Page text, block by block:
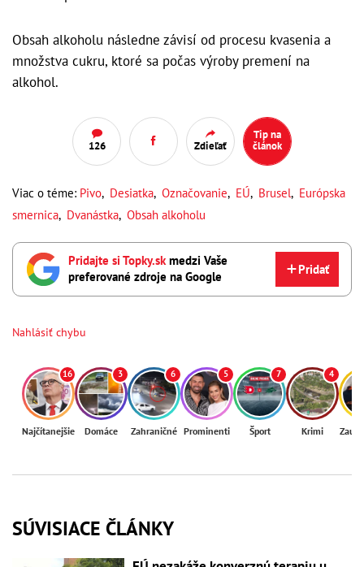
Obsah alkoholu následne závisí od procesu kvasenia a
množstva cukru, ktoré sa počas výroby premení na
alkohol.
126 Zdieľať
Tip na
článok
Viac o téme: Pivo, Desiatka, Označovanie, EÚ, Brusel, Európska
smernica, Dvanástka, Obsah alkoholu
Pridajte si Topky.skmedzi Vaše
preferované zdroje na Google
Pridať
Nahlásiť chybu
16
Najčítanejšie
3
Domáce
6
Zahraničné
5
Prominenti
7
Šport
4
Krimi
SÚVISIACE ČLÁNKY